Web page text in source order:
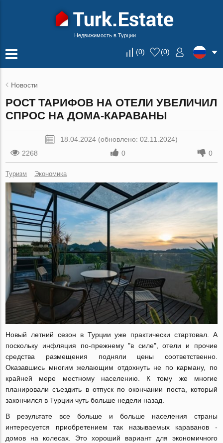
Недвижимость в Турции
(0) (0)
Новости
РОСТ ТАРИФОВ НА ОТЕЛИ УВЕЛИЧИЛ
СПРОС НА ДОМА-КАРАВАНЫ
18.04.2024 (обновлено: 02.11.2024)
2268
0 0
Туризм Экономика
Новый летний сезон в Турции уже практически стартовал. А
поскольку инфляция по-прежнему "в силе", отели и прочие
средства размещения подняли цены соответственно.
Оказавшись многим желающим отдохнуть не по карману, по
крайней мере местному населению. К тому же многие
планировали съездить в отпуск по окончании поста, который
закончился в Турции чуть больше недели назад.
В результате все больше и больше населения страны
интересуется приобретением так называемых караванов -
домов на колесах. Это хороший вариант для экономичного